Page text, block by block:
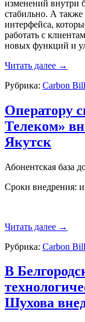
изменений внутри
стабильно. А
интерфейса,
работать с
новых функций и
Читать далее →
Рубрика: Carbon
Оператору
Телеком»
Якутск
Абонентская база
Сроки внедрения:
Читать далее →
Рубрика: Carbon
В
Шухова